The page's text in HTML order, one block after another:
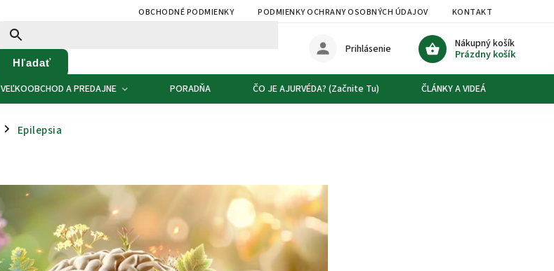
OBCHODNÉ PODMIENKY PODMIENKY OCHRANY OSOBNÝCH ÚDAJOV KONTAKT
Hľadať
Nákupný košík
Prázdny košík
Prihlásenie
VEĽKOOBCHOD A PREDAJNE PORADŇA ČO JE AJURVÉDA? (Začnite Tu) ČLÁNKY A VIDEÁ
/ Epilepsia